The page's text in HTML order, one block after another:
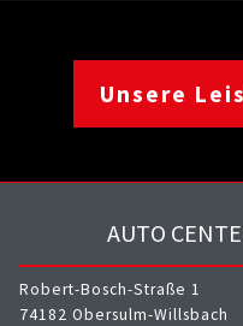
Unsere
AUTO
Robert-Bosch-Straße 1
74182 Obersulm-Willsbach